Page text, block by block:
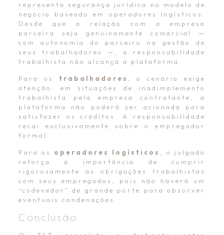
representa segurança jurídica no modelo de
negócio baseado em operadores logísticos.
Desde que a relação com a empresa
parceira seja genuinamente comercial —
com autonomia do parceiro na gestão de
seus trabalhadores —, a responsabilidade
trabalhista não alcança a plataforma.
Para os trabalhadores
, o cenário exige
atenção: em situações de inadimplemento
trabalhista pela empresa contratante, a
plataforma não poderá ser acionada para
satisfazer os créditos. A responsabilidade
recai exclusivamente sobre o empregador
formal.
Para os operadores logísticos
, o julgado
reforça a importância de cumprir
rigorosamente as obrigações trabalhistas
com seus empregados, pois não haverá um
“codevedor” de grande porte para absorver
eventuais condenações.
Conclusão